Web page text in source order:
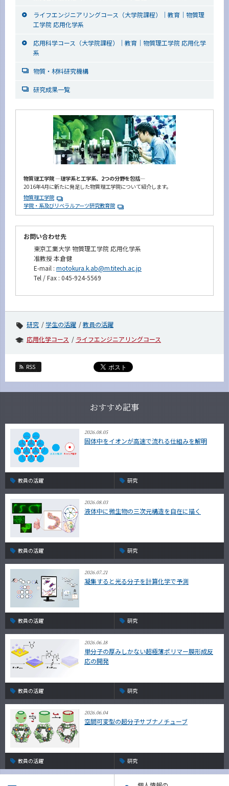
ライフエンジニアリングコース（大学院課程）｜教育｜物質理
工学院 応用化学系
応用科学コース（大学院課程）｜教育｜物質理工学院 応用化学
系
物質・材料研究機構
研究成果一覧
物質理工学院 ―理学系と工学系、2つの分野を包括―
2016年4月に新たに発足した物質理工学院について紹介します。
物質理工学院
学院・系及びリベラルアーツ研究教育院
お問い合わせ先
東京工業大学 物質理工学院 応用化学系
准教授 本倉健
E-mail : motokura.k.ab@m.titech.ac.jp
Tel / Fax : 045-924-5569
研究 学生の活躍
教員の活躍
応用化学コース
ライフエンジニアリングコース
RSS
おすすめ記事
2026.08.05
固体中をイオンが高速で流れる仕組みを解明
教員の活躍 研究
2026.08.03
液体中に微生物の三次元構造を自在に描く
教員の活躍 研究
2026.07.21
凝集すると光る分子を計算化学で予測
教員の活躍 研究
2026.06.18
単分子の厚みしかない超極薄ポリマー膜形成反
応の開発
教員の活躍 研究
2026.06.04
空間可変型の超分子サブナノチューブ
教員の活躍 研究